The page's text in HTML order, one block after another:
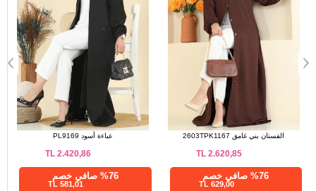
الفستان بني غامق 2603TPK1167
2.620,85
%76 صافي خصم
629,00 TL
عباءة كحلي 3036SMD1186
1.007,50
TL
%28 صافي خصم
725,40 TL